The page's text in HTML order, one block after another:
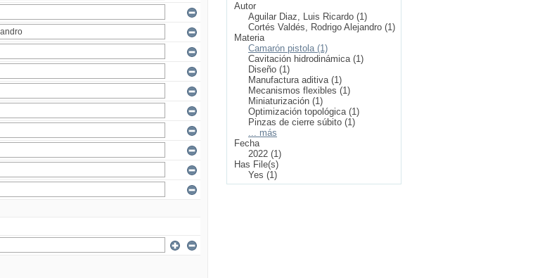
Autor
Aguilar Diaz, Luis Ricardo (1)
Cortés Valdés, Rodrigo Alejandro (1)
Materia
Camarón pistola (1)
Cavitación hidrodinámica (1)
Diseño (1)
Manufactura aditiva (1)
Mecanismos flexibles (1)
Miniaturización (1)
Optimización topológica (1)
Pinzas de cierre súbito (1)
... más
Fecha
2022 (1)
Has File(s)
Yes (1)